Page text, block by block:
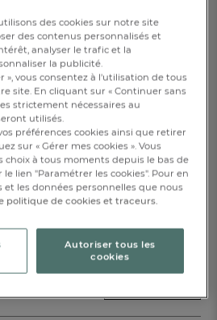
ITINÉRAIRE
ITINÉRAIRE
des cookies sur notre site
des contenus personnalisés et
analyser le trafic et la
la publicité.
», vous consentez à l'utilisation de tous
site. En cliquant sur « Continuer sans
strictement nécessaires au
utilisés.
préférences cookies ainsi que retirer
sur « Gérer mes cookies ». Vous
choix à tous moments depuis le bas de
lien "Paramétrer les cookies". Pour en
et les données personnelles que nous
politique de cookies et traceurs.
Autoriser tous les
cookies